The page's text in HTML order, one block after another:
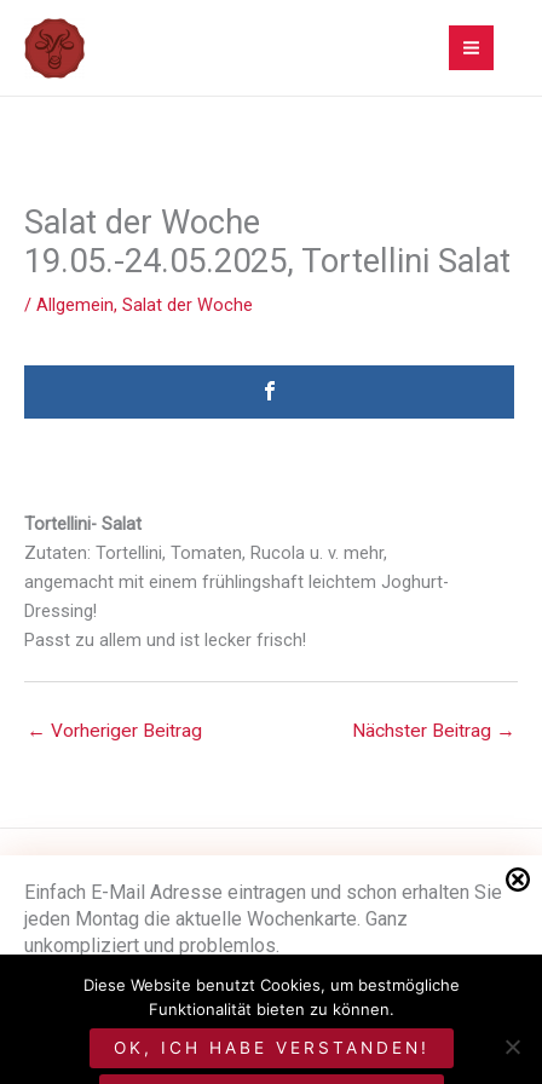
Inhalt
springen
Salat der Woche
19.05.-24.05.2025, Tortellini Salat
/ Allgemein, Salat der Woche
Tortellini- Salat
Zutaten: Tortellini, Tomaten, Rucola u. v. mehr,
angemacht mit einem frühlingshaft leichtem Joghurt-
Dressing!
Passt zu allem und ist lecker frisch!
Einfach E-Mail Adresse eintragen und schon erhalten Sie
jeden Montag die aktuelle Wochenkarte. Ganz
unkompliziert und problemlos.
*
← Vorheriger Beitrag Nächster Beitrag →
Impressum
Datenschutzerklärung
©Metzgerei Seitz
Diese Website benutzt Cookies, um bestmögliche
Funktionalität bieten zu können.
OK, ICH HABE VERSTANDEN!